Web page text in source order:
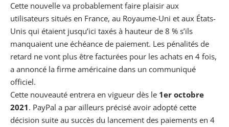
Cette nouvelle va probablement faire plaisir aux
utilisateurs situés en France, au Royaume-Uni et aux États-
Unis qui étaient jusqu’ici taxés à hauteur de 8 % s’ils
manquaient une échéance de paiement. Les pénalités de
retard ne vont plus être facturées pour les achats en 4 fois,
a annoncé la firme américaine dans un communiqué
officiel.
Cette nouveauté entrera en vigueur dès le 1er octobre
2021. PayPal a par ailleurs précisé avoir adopté cette
décision suite au succès du lancement des paiements en 4